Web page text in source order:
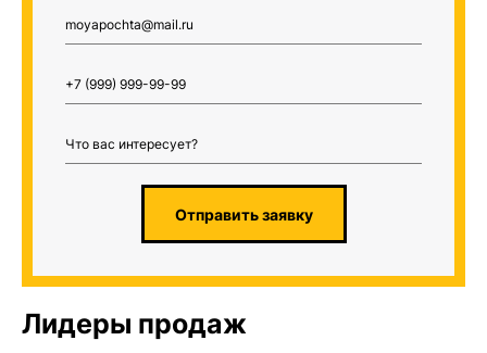
Отправить заявку
Лидеры продаж